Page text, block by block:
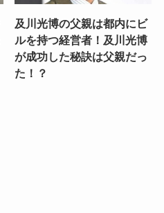
及川光博の父親は都内にビ
ルを持つ経営者！及川光博
が成功した秘訣は父親だっ
た！？